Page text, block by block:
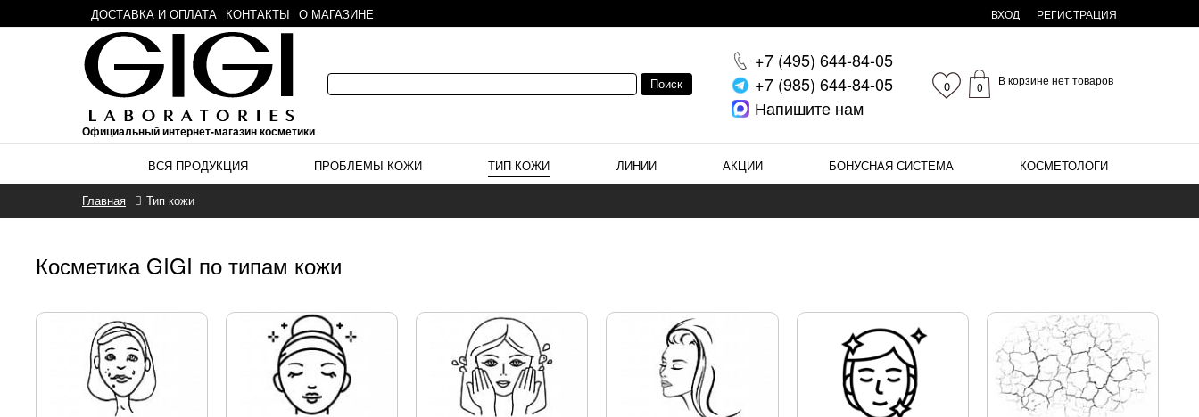
ДОСТАВКА И ОПЛАТА КОНТАКТЫ О МАГАЗИНЕ ВХОД РЕГИСТРАЦИЯ
Официальный интернет-магазин косметики
0 0 В корзине нет товаров
+7 (495) 644-84-05
+7 (985) 644-84-05
Напишите нам
ВСЯ ПРОДУКЦИЯ ПРОБЛЕМЫ КОЖИ ТИП КОЖИ ЛИНИИ АКЦИИ БОНУСНАЯ СИСТЕМА КОСМЕТОЛОГИ
Главная Тип кожи
Косметика GIGI по типам кожи